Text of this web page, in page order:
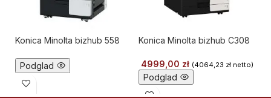
Konica Minolta bizhub 558
Podglad
Konica Minolta bizhub C308
4999,00 zł (4064,23 zł netto)
Podglad